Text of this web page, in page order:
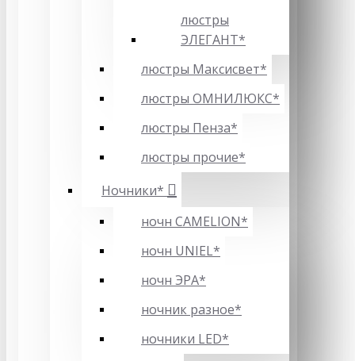
люстры
ЭЛЕГАНТ*
люстры Максисвет*
люстры ОМНИЛЮКС*
люстры Пенза*
люстры прочие*
Ночники*
ночн CAMELION*
ночн UNIEL*
ночн ЭРА*
ночник разное*
ночники LED*